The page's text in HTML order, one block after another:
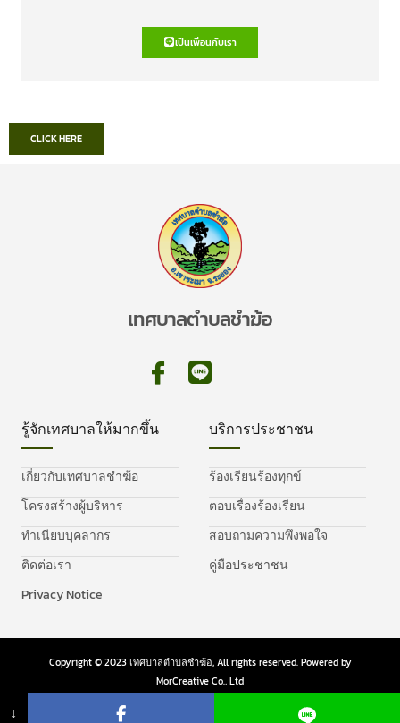
เป็นเพื่อนกับเรา
CLICK HERE
เทศบาลตำบลชำฆ้อ
รู้จักเทศบาลให้มากขึ้น
เกี่ยวกับเทศบาลชำฆ้อ
โครงสร้างผู้บริหาร
ทำเนียบบุคลากร
ติดต่อเรา
Privacy Notice
บริการประชาชน
ร้องเรียนร้องทุกข์
ตอบเรื่องร้องเรียน
สอบถามความพึงพอใจ
คู่มือประชาชน
Copyright © 2023 เทศบาลตำบลชำฆ้อ, All rights reserved. Powered by
MorCreative Co., Ltd
↓